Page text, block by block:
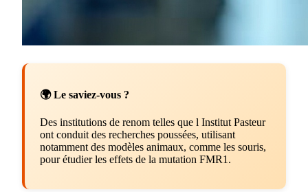
🌍 Le saviez-vous ?
Des institutions de renom telles que l Institut Pasteur
ont conduit des recherches poussées, utilisant
notamment des modèles animaux, comme les souris,
pour étudier les effets de la mutation FMR1.